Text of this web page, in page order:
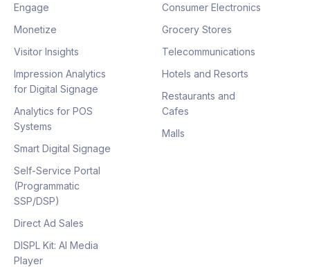
Engage
Monetize
Visitor Insights
Impression Analytics
for Digital Signage
Analytics for POS
Systems
Smart Digital Signage
Self-Service Portal
(Programmatic
SSP/DSP)
Direct Ad Sales
DISPL Kit: AI Media
Player
Consumer Electronics
Grocery Stores
Telecommunications
Hotels and Resorts
Restaurants and
Cafes
Malls